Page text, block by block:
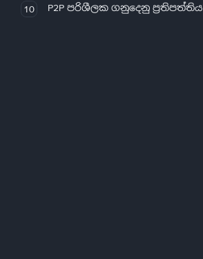
10 P2P පරිශීලක ගනුදෙනු ප්‍රතිපත්තිය